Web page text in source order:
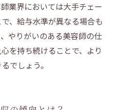
業界においては大手チェー
、給与水準が異なる場合も
やりがいのある美容師の仕
を持ち続けることで、より
でしょう。